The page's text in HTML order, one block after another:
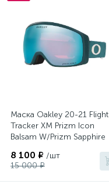
Маска Oakley 20-21 Flight
Tracker XM Prizm Icon
Balsam W/Prizm Sapphire
8 100 ₽ /шт
15 000 ₽